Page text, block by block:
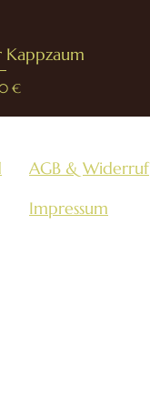
Kappzaum
€
AGB & Widerruf
Impressum